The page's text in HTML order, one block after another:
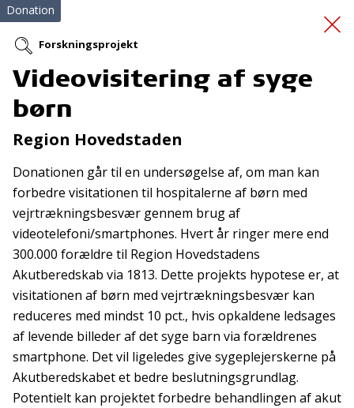
Udendørs skab
hjertestarter
Donation
Forskningsprojekt
Videovisitering af syge
børn
Region Hovedstaden
Donationen går til en undersøgelse af, om man kan
forbedre visitationen til hospitalerne af børn med
vejrtrækningsbesvær gennem brug af
videotelefoni/smartphones. Hvert år ringer mere end
300.000 forældre til Region Hovedstadens
Akutberedskab via 1813. Dette projekts hypotese er, at
visitationen af børn med vejrtrækningsbesvær kan
reduceres med mindst 10 pct., hvis opkaldene ledsages
af levende billeder af det syge barn via forældrenes
smartphone. Det vil ligeledes give sygeplejerskerne på
Akutberedskabet et bedre beslutningsgrundlag.
Potentielt kan projektet forbedre behandlingen af akut
Tilmeld nyhedsbrev
De seneste nyheder om TrygFondens og TryghedsGruppens
aktiviteter direkte i din indbakke.
Tilmeld